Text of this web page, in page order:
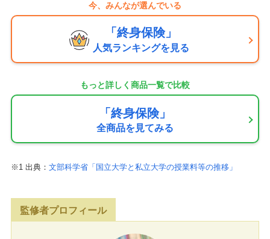
今、みんなが選んでいる
「終身保険」
人気ランキングを見る
もっと詳しく商品一覧で比較
「終身保険」
全商品を見てみる
※1 出典： 文部科学省「国立大学と私立大学の授業料等の推移」
監修者プロフィール